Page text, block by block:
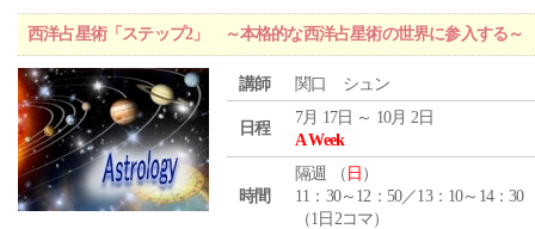
西洋占星術「ステップ2」 ～本格的な西洋占星術の世界に参入する～
講師 関口 シュン
日程
7月 17日 ～ 10月 2日
A Week
時間
隔週 （ 日 ）
11：30～12：50／13：10～14：30
（1日2コマ）